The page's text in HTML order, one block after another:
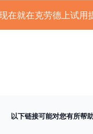
在就在克劳德上试用
以下链接可能对您有所帮